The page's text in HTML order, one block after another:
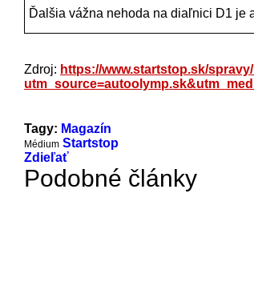
Ďalšia vážna nehoda na diaľnici D1 je
Zdroj: https://www.startstop.sk/
Tagy: Magazín
Médium Startstop
Zdieľať
Podobné články